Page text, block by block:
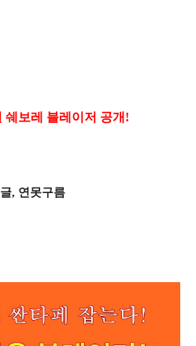
쉐보레 블레이저 공개!
글, 연못구름